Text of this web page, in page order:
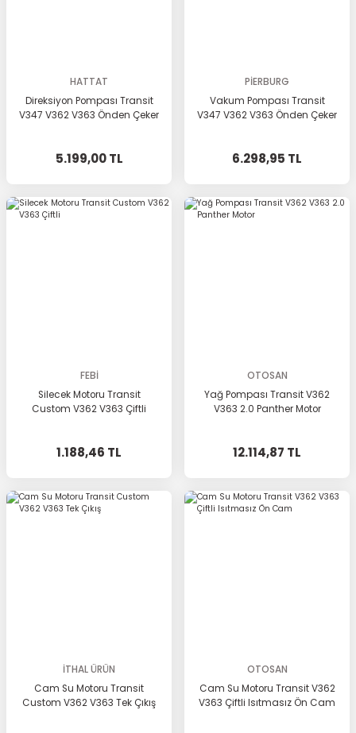
HATTAT
Direksiyon Pompası Transit
V347 V362 V363 Önden Çeker
5.199,00 TL
PİERBURG
Vakum Pompası Transit
V347 V362 V363 Önden Çeker
6.298,95 TL
FEBİ
Silecek Motoru Transit
Custom V362 V363 Çiftli
1.188,46 TL
OTOSAN
Yağ Pompası Transit V362
V363 2.0 Panther Motor
12.114,87 TL
İTHAL ÜRÜN
Cam Su Motoru Transit
Custom V362 V363 Tek Çıkış
OTOSAN
Cam Su Motoru Transit V362
V363 Çiftli Isıtmasız Ön Cam